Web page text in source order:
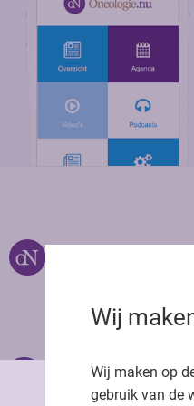
Wij
Wij maken op
gebruik van de